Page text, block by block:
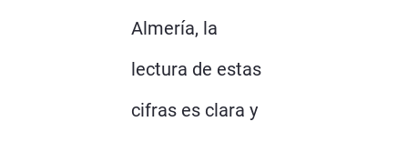
Almería, la
lectura de estas
cifras es clara y